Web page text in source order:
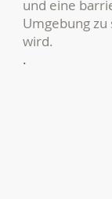
und eine
Umgebung
wird.
.